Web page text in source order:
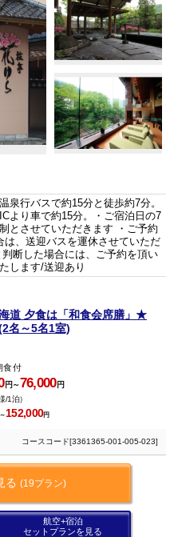
泉行バスで約15分と徒歩約7分。
より車で約15分。・ご宿泊日の7
とさせていただきます ・ご予約
は、送迎バスを運休させていただ
断した場合には、ご予約を頂い
します/送迎あり
道 夕食は「和食会席膳」★
名～5名1室)
食付
円～76,000円
/1泊）
152,000円
コースコード[3361365-001-005-023]
る (19プラン)
航空+宿泊
セットプランを見る